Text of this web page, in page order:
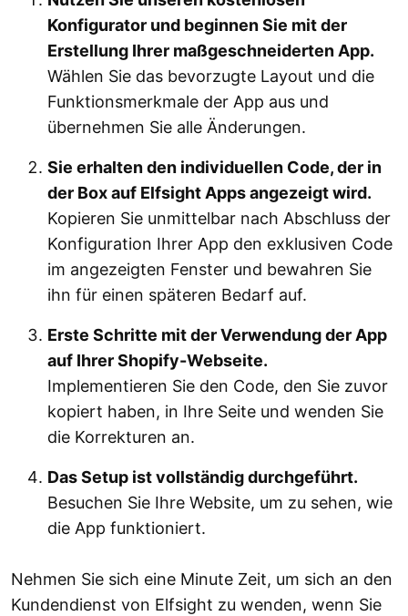
Konfigurator und beginnen Sie mit der
Erstellung Ihrer maßgeschneiderten App.
Wählen Sie das bevorzugte Layout und die
Funktionsmerkmale der App aus und
übernehmen Sie alle Änderungen.
Sie erhalten den individuellen Code, der in
der Box auf Elfsight Apps angezeigt wird.
Kopieren Sie unmittelbar nach Abschluss der
Konfiguration Ihrer App den exklusiven Code
im angezeigten Fenster und bewahren Sie
ihn für einen späteren Bedarf auf.
Erste Schritte mit der Verwendung der App
auf Ihrer Shopify-Webseite.
Implementieren Sie den Code, den Sie zuvor
kopiert haben, in Ihre Seite und wenden Sie
die Korrekturen an.
Das Setup ist vollständig durchgeführt.
Besuchen Sie Ihre Website, um zu sehen, wie
die App funktioniert.
Nehmen Sie sich eine Minute Zeit, um sich an den
Kundendienst von Elfsight zu wenden, wenn Sie